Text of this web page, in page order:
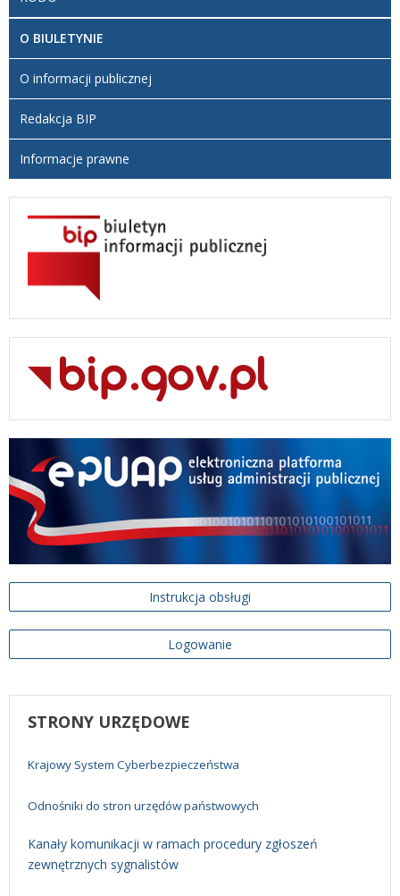
O BIULETYNIE
O informacji publicznej
Redakcja BIP
Informacje prawne
Instrukcja obsługi
Logowanie
STRONY URZĘDOWE
Krajowy System Cyberbezpieczeństwa
Odnośniki do stron urzędów państwowych
Kanały komunikacji w ramach procedury zgłoszeń
zewnętrznych sygnalistów